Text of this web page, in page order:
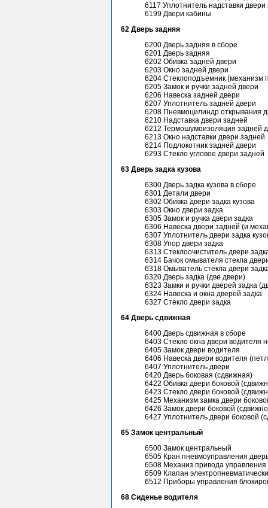
6117 Уплотнитель надставки
6199 Двери кабины
62 Дверь задняя
6200 Дверь задняя в сборе
6201 Дверь задняя
6202 Обивка задней двери
6203 Окно задней двери
6204 Стеклоподъемник (механизм
6205 Замок и ручки задней двери
6206 Навеска задней двери
6207 Уплотнитель задней двери
6208 Пневмоцилиндр открывания
6210 Надставка двери задней
6212 Термошумоизоляция задней
6213 Окно надставки двери задней
6214 Подлокотник задней двери
6293 Стекло угловое двери задней
63 Дверь задка кузова
6300 Дверь задка кузова в сборе
6301 Детали двери
6302 Обивка двери задка кузова
6303 Окно двери задка
6305 Замок и ручка двери задка
6306 Навеска двери задней (и
6307 Уплотнитель двери задка
6308 Упор двери задка
6313 Стеклоочиститель двери
6314 Бачок омывателя стекла
6318 Омыватель стекла двери
6320 Дверь задка (две двери)
6323 Замки и ручки дверей задка
6324 Навеска и окна дверей задка
6327 Стекло двери задка
64 Дверь сдвижная
6400 Дверь сдвижная в сборе
6403 Стекло окна двери водителя
6405 Замок двери водителя
6406 Навеска двери водителя
6407 Уплотнитель двери
6420 Дверь боковая (сдвижная)
6422 Обивка двери боковой
6423 Стекло двери боковой
6425 Механизм замка двери
6426 Замок двери боковой
6427 Уплотнитель двери боковой
65 Замок центральный
6500 Замок центральный
6505 Кран пневмоуправления
6508 Механиз привода управления
6509 Клапан
6512 Приборы управления
68 Сиденье водителя